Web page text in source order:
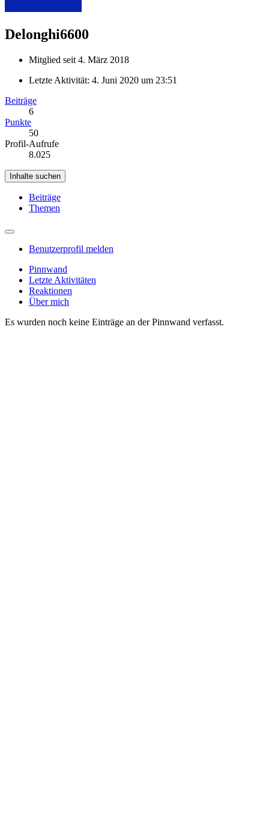
Delonghi6600
Mitglied seit 4. März 2018
Letzte Aktivität: 4. Juni 2020 um 23:51
Beiträge
6
Punkte
50
Profil-Aufrufe
8.025
Inhalte suchen
Beiträge
Themen
Benutzerprofil melden
Pinnwand
Letzte Aktivitäten
Reaktionen
Über mich
Es wurden noch keine Einträge an der Pinnwand verfasst.